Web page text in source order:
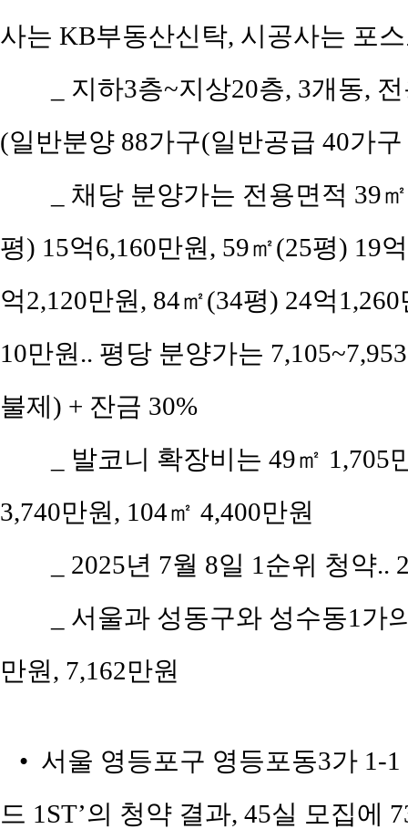
사는 KB부동산신탁, 시공사는 포
_ 지하3층~지상20층, 3개동,
(일반분양 88가구(일반공급 40가
_ 채당 분양가는 전용면적 39
평) 15억6,160만원, 59㎡(25평) 19
억2,120만원, 84㎡(34평) 24억
10만원.. 평당 분양가는
불제) + 잔금 30%
_ 발코니 확장비는 49㎡
3,740만원, 104㎡ 4,400만원
_ 2025년 7월 8일 1순위 청약
_ 서울과 성동구와 성수동1가
만원, 7,162만원
• 서울 영등포구 영등포동3가 1-
드 1ST’의 청약 결과, 45실 모집에